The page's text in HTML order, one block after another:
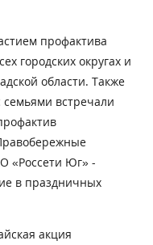
профактива
городских округах и
области. Также
семьями встречали
«Россети Юг» -
в праздничных
акция